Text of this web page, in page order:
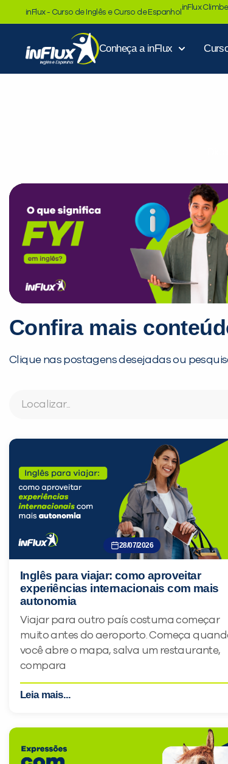
inFlux - Curso de Inglês e Curso de Espanhol
inFlux
Conheça a inFlux
Confira mais
Clique nas postagens desejadas ou
28/07/2026
Inglês para viajar: como aproveitar
experiências internacionais com mais
autonomia
Viajar para outro país costuma começar
muito antes do aeroporto. Começa
você abre o mapa, salva um restaurante,
compara
Leia mais...